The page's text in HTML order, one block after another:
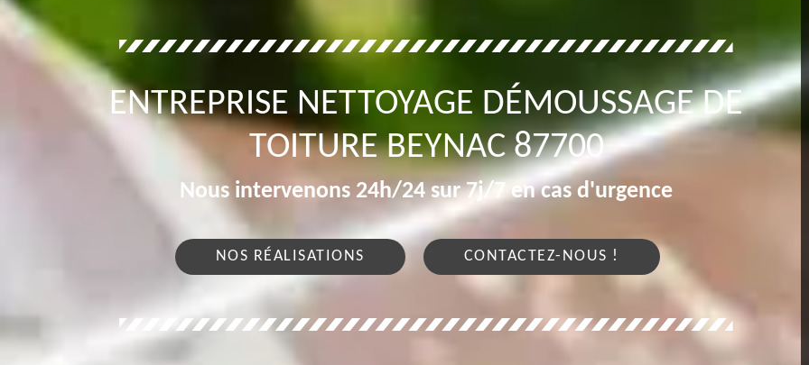
ENTREPRISE NETTOYAGE DÉMOUSSAGE DE
TOITURE BEYNAC 87700
Nous intervenons 24h/24 sur 7j/7 en cas d'urgence
NOS RÉALISATIONS CONTACTEZ-NOUS !